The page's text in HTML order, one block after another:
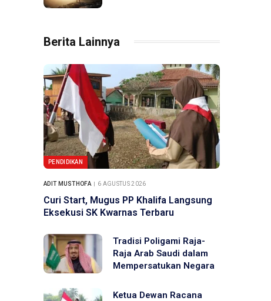
Berita Lainnya
PENDIDIKAN
ADIT MUSTHOFA 6 AGUSTUS 2026
Curi Start, Mugus PP Khalifa Langsung
Eksekusi SK Kwarnas Terbaru
Tradisi Poligami Raja-
Raja Arab Saudi dalam
Mempersatukan Negara
Ketua Dewan Racana